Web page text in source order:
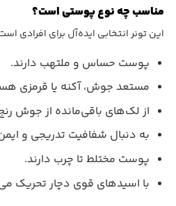
مناسب چه نوع پوستی است؟
این تونر انتخابی ایده‌آل برای افرادی
پوست حساس و ملتهب دارند.
مستعد جوش، آکنه یا قرمزی
از لک‌های باقی‌مانده از جوش
به دنبال شفافیت تدریجی و
پوست مختلط تا چرب دارند.
با اسیدهای قوی دچار تحریک